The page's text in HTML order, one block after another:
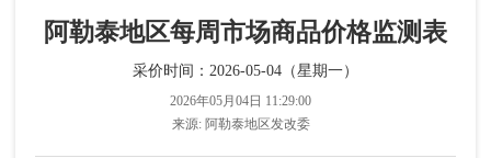
阿勒泰地区每周市场商品价格监测表
采价时间：2026-05-04（星期一）
2026年05月04日 11:29:00
来源: 阿勒泰地区发改委